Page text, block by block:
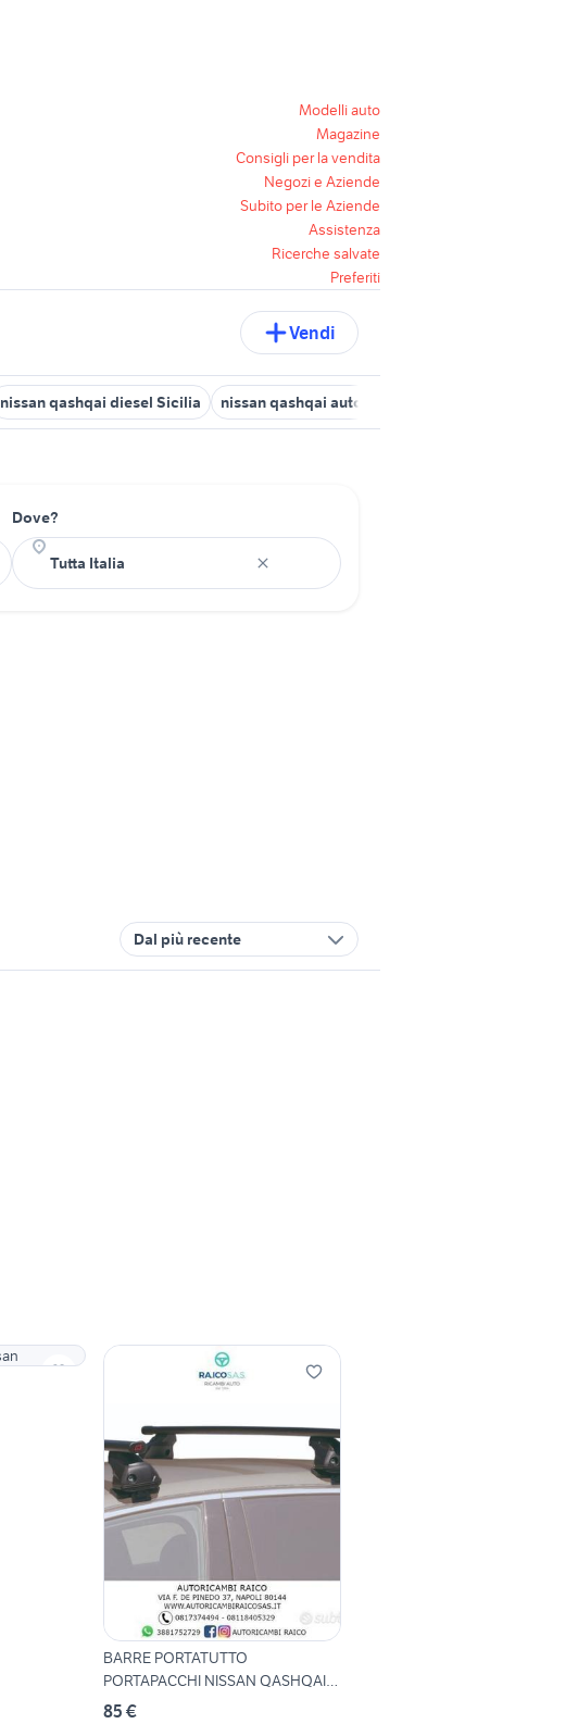
Modelli auto
Magazine
Consigli per la vendita
Negozi e Aziende
Subito per le Aziende
Assistenza
Ricerche salvate
Preferiti
Vendi
nissan qashqai diesel Sicilia nissan qashqai auto Venezia provincia
Dove?
Dal più recente
BARRE PORTATUTTO
PORTAPACCHI NISSAN QASHQAI
DISPON
85 €